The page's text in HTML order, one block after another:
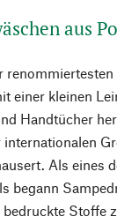
aus
einer kleinen
Handtücher
Als eines
begann
Stoffe